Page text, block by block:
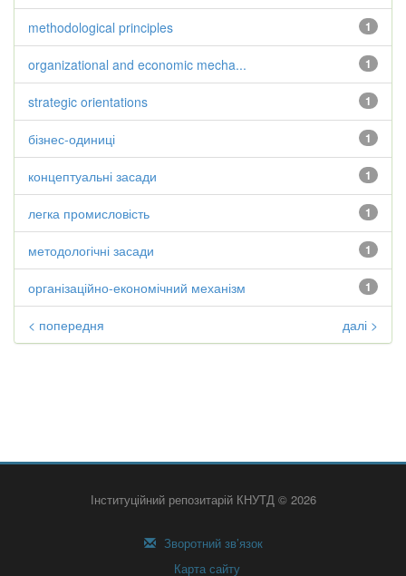
1
methodological principles
1
organizational and economic mecha...
1
strategic orientations
1
бізнес-одиниці
1
концептуальні засади
1
легка промисловість
1
методологічні засади
1
організаційно-економічний механізм
< попередня далі >
Інституційний репозитарій КНУТД © 2026
Зворотний зв’язок
Карта сайту